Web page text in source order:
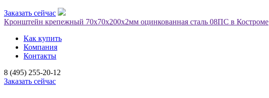
Заказать сейчас
Кронштейн крепежный 70х70х200х2мм оцинкованная сталь 08ПС в Костроме
Как купить
Компания
Контакты
8 (495) 255-20-12
Заказать сейчас